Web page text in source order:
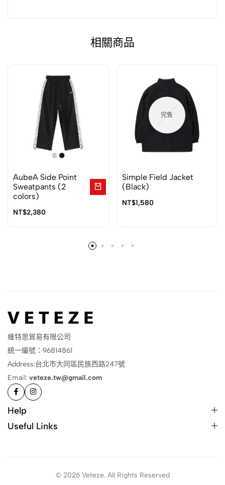
相關商品
AubeA Side Point
Sweatpants (2
colors)
NT$2,380
完售
Simple Field Jacket
(Black)
NT$1,580
維特思貿易有限公司
統一編號：96814861
Address:台北市大同區民族西路247號
Email: veteze.tw@gmail.com
Help
Useful Links
© 2026 Veteze. All Rights Reserved